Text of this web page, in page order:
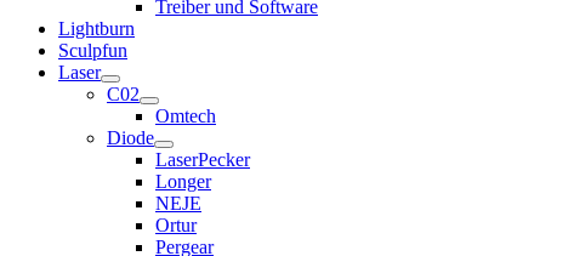
Treiber und Software
Lightburn
Sculpfun
Laser
C02
Omtech
Diode
LaserPecker
Longer
NEJE
Ortur
Pergear